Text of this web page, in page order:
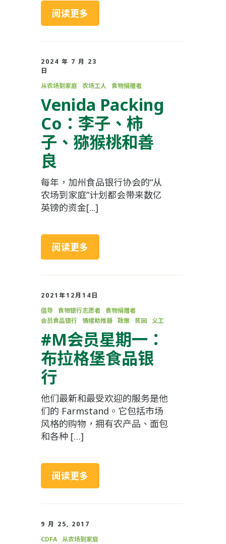
阅读更多
2024 年 7 月 23
日
从农场到家庭
农场工人 食物捐赠者
Venida Packing
Co：李子、柿
子、猕猴桃和善
良
每年，加州食品银行协会的“从
农场到家庭”计划都会带来数亿
英镑的资金[...]
阅读更多
2021年12月14日
倡导
食物银行志愿者
食物捐赠者
会员食品银行
情绪助推器 政策 贫困 义工
#M会员星期一：
布拉格堡食品银
行
他们最新和最受欢迎的服务是他
们的 Farmstand。它包括市场
风格的购物，拥有农产品、面包
和各种 […]
阅读更多
9 月 25, 2017
CDFA
从农场到家庭